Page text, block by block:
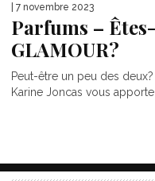
| 7 novembre 2023
Parfums –
GLAMOUR?
Peut-être un peu des
Karine Joncas vous